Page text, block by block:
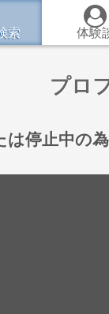
索 体験
プロ
は停止中の為